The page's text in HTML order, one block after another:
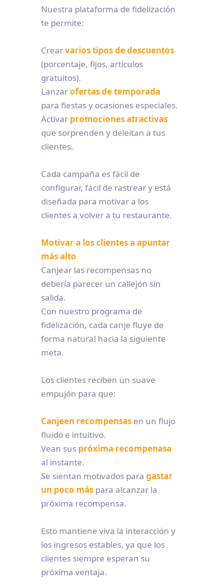
Nuestra plataforma de fidelización
te permite:
Crearvarios tipos de descuentos
(porcentaje, fijos, artículos
gratuitos).
Lanzarofertas de temporada
para fiestas y ocasiones especiales.
Activar promociones atractivas
que sorprenden y deleitan a tus
clientes.
Cada campaña es fácil de
configurar, fácil de rastrear y está
diseñada para motivar a los
clientes a volver a tu restaurante.
Motivar a los clientes a apuntar
más alto
Canjear las recompensas no
debería parecer un callejón sin
salida.
Con nuestro programa de
fidelización, cada canje fluye de
forma natural hacia la siguiente
meta.
Los clientes reciben un suave
empujón para que:
Canjeen recompensas en un flujo
fluido e intuitivo.
Vean sus próxima recompenasa
al instante.
Se sientan motivados para gastar
un poco más para alcanzar la
próxima recompensa.
Esto mantiene viva la interacción y
los ingresos estables, ya que los
clientes siempre esperan su
próxima ventaja.